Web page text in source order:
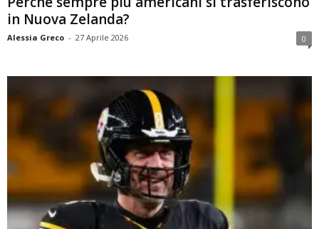
in Nuova Zelanda?
Alessia Greco - 27 Aprile 2026 0